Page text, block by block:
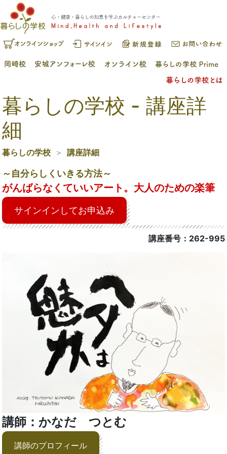
暮らしの学校 - 講座詳
細
暮らしの学校 講座詳細
～自分らしくいきる方法～
がんばらなくていいアート。大人のための楽筆
サインインしてお申込み
講座番号：262-995
講師：かなだ つとむ
講師のプロフィール